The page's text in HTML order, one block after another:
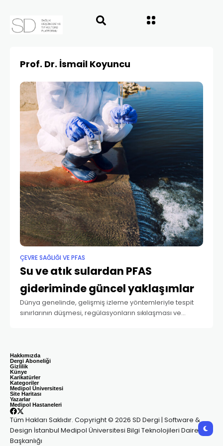
Prof. Dr. İsmail Koyuncu
ÇEVRE SAĞLIĞI VE PFAS
Su ve atık sulardan PFAS
gideriminde güncel yaklaşımlar
Dünya genelinde, gelişmiş izleme yöntemleriyle tespit
sınırlarının düşmesi, regülasyonların sıkılaşması ve
farmasötik,
Hakkımızda
Dergi Aboneliği
Gizlilik
Künye
Karikatürler
Kategoriler
Medipol Üniversitesi
Site Haritası
Yazarlar
Medipol Hastaneleri
Tüm Hakları Saklıdır. Copyright © 2026 SD Dergi | Software &
Design İstanbul Medipol Üniversitesi Bilgi Teknolojileri Daire
Başkanlığı